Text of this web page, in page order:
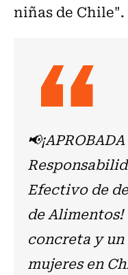
niñas de Chile".
Efectivo de
de
concreta y
mujeres en